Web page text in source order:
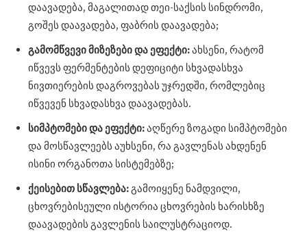
დაავადება, მაგალითად თეი-საქსის სინდრომი,
გოშეს დაავადება, ფაბრის დაავადება;
გამომწვევი მიზეზები და ეფექტი:ახსენი, რატომ
იწვევს ფერმენტების დეფიციტი სხვადასხვა
ნივთიერების დაგროვებას უჯრედში, რომლებიც
იწვევენ სხვადასხვა დაავადებას.
სიმპტომები და ეფექტი:აღწერე ზოგადი სიმპტომები
და მოსწავლეებს აუხსენი, რა გავლენას ახდენენ
ისინი ორგანოთა სისტემებზე;
ქეისებით სწავლება:გამოიყენე ნამდვილი,
ცხოვრებისეული ისტორია ცხოვრების ხარისხზე
დაავადების გავლენის საილუსტრაციოდ.